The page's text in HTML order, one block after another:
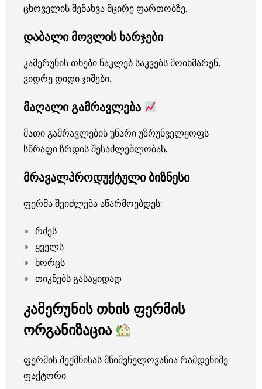
ცხოველის შენახვა მცირე ფართობზე.
დაბალი მოვლის ხარჯები
კამერუნის თხები ნაკლებ საკვებს მოიხმარენ,
ვიდრე დიდი ჯიშები.
მაღალი გამრავლება
მათი გამრავლების უნარი უზრუნველყოფს
სწრაფი ზრდის შესაძლებლობას.
მრავალპროდუქტული ბიზნესი
ფერმა შეიძლება აწარმოებდეს:
რძეს
ყველს
ხორცს
თიკნებს გასაყიდად
კამერუნის თხის ფერმის
ორგანიზაცია
ფერმის შექმნისას მნიშვნელოვანია რამდენიმე
ფაქტორი.